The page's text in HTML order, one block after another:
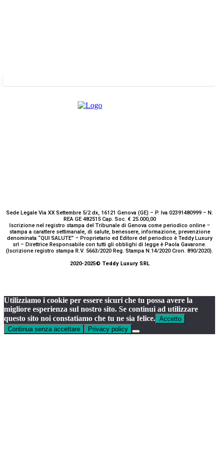
Sede Legale Via XX Settembre 5/2 dx, 16121 Genova (GE) – P. Iva 02391480999 – N.
REA GE 482515 Cap. Soc. € 25.000,00
Iscrizione nel registro stampa del Tribunale di Genova come periodico online –
stampa a carattere settimanale, di salute, benessere, informazione, prevenzione
denominata “QUI SALUTE” – Proprietario ed Editore del periodico è Teddy Luxury
srl – Direttrice Responsabile con tutti gli obblighi di legge è Paola Gavarone.
(Iscrizione registro stampa R.V. 5663/2020 Reg. Stampa N.14/2020 Cron. 890/2020).
2020-2025© Teddy Luxury SRL
Utilizziamo i cookie per essere sicuri che tu possa avere la
migliore esperienza sul nostro sito. Se continui ad utilizzare
questo sito noi constatiamo che tu ne sia felice. Accetto
Continua senza accettare
Privacy policy